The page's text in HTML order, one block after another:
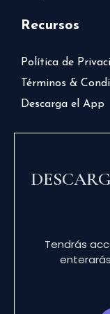
Recursos
Política de
Términos &
Descarga el App
Tendrás